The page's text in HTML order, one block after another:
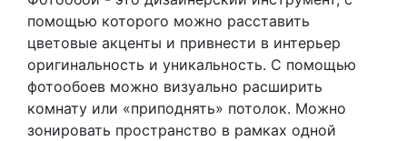
помощью которого можно расставить
цветовые акценты и привнести в интерьер
оригинальность и уникальность. С помощью
фотообоев можно визуально расширить
комнату или «приподнять» потолок. Можно
зонировать пространство в рамках одной